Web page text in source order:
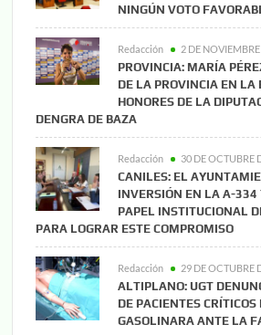
NINGÚN VOTO
Redacción 2 DE
PROVINCIA: MARÍA
DE LA PROVINCIA EN LA
HONORES DE LA
DENGRA DE BAZA
Redacción 30 DE OCTUBRE
CANILES: EL
INVERSIÓN EN LA A-334
PAPEL INSTITUCIONAL
PARA LOGRAR ESTE COMPROMISO
Redacción 29 DE OCTUBRE
ALTIPLANO: UGT
DE PACIENTES
GASOLINARA ANTE LA